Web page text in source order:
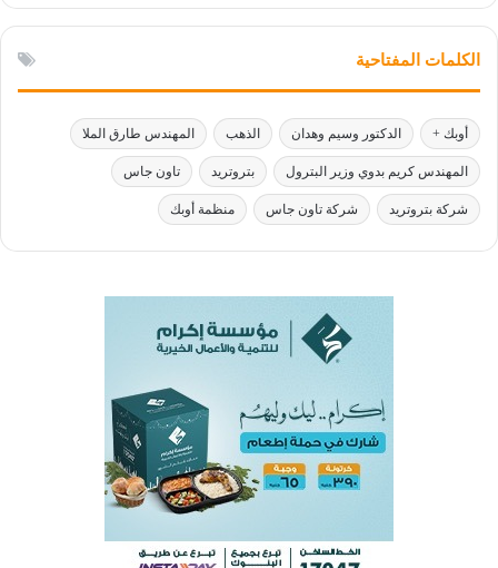
الكلمات المفتاحية
أوبك + الدكتور وسيم وهدان الذهب المهندس طارق الملا
المهندس كريم بدوي وزير البترول بتروتريد تاون جاس
شركة بتروتريد شركة تاون جاس منظمة أوبك